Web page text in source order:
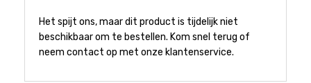
Het spijt ons, maar dit product is tijdelijk niet
beschikbaar om te bestellen. Kom snel terug of
neem contact op met onze klantenservice.